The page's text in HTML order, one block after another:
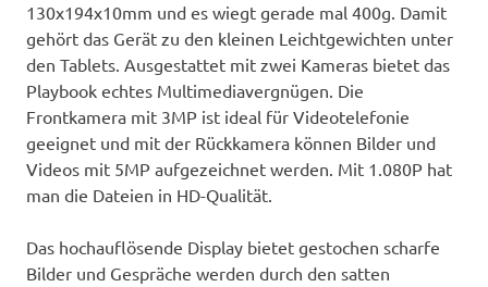
130x194x10mm und es wiegt gerade mal 400g. Damit
gehört das Gerät zu den kleinen Leichtgewichten unter
den Tablets. Ausgestattet mit zwei Kameras bietet das
Playbook echtes Multimediavergnügen. Die
Frontkamera mit 3MP ist ideal für Videotelefonie
geeignet und mit der Rückkamera können Bilder und
Videos mit 5MP aufgezeichnet werden. Mit 1.080P hat
man die Dateien in HD-Qualität.
Das hochauflösende Display bietet gestochen scharfe
Bilder und Gespräche werden durch den satten